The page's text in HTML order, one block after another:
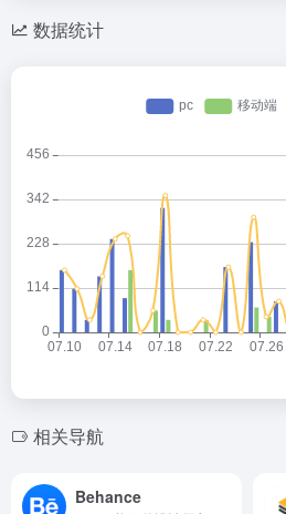
数据统计
相关导航
Behance